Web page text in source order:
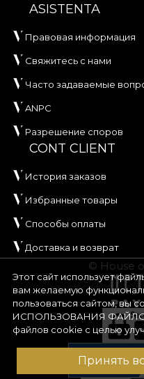
Этот сайт использует
вам желаемую
пользоваться сайтом, вы
ИСПОЛЬЗОВАНИЯ
файлов cookie с целью
Принять
ASISTENTA
Правовая информация
Свяжитесь с нами
Часто задаваемые
ANPC
Разрешение споров
CONT CLIENT
История заказов
Избранные товары
Способы оплаты
Доставка и возврат
© House